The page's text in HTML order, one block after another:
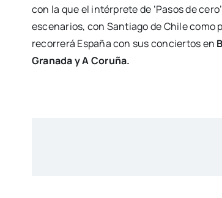
con la que el intérprete de ‘Pasos de
escenarios, con Santiago de Chile como
recorrerá España con sus conciertos en
Granada y A Coruña.